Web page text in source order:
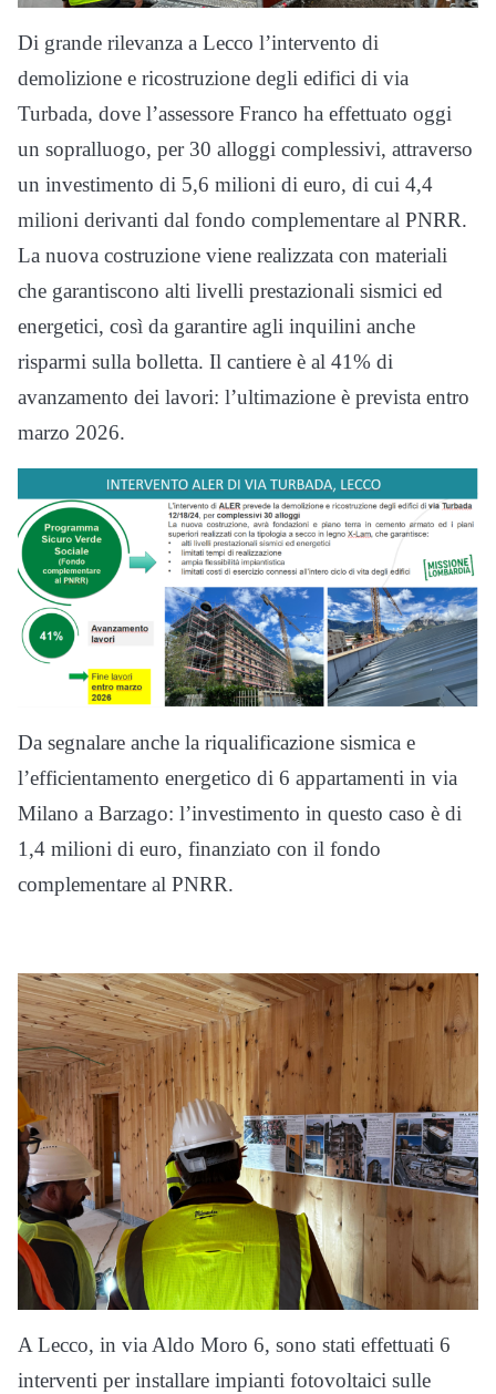
Di grande rilevanza a Lecco l’intervento di
demolizione e ricostruzione degli edifici di via
Turbada, dove l’assessore Franco ha effettuato oggi
un sopralluogo, per 30 alloggi complessivi, attraverso
un investimento di 5,6 milioni di euro, di cui 4,4
milioni derivanti dal fondo complementare al PNRR.
La nuova costruzione viene realizzata con materiali
che garantiscono alti livelli prestazionali sismici ed
energetici, così da garantire agli inquilini anche
risparmi sulla bolletta. Il cantiere è al 41% di
avanzamento dei lavori: l’ultimazione è prevista entro
marzo 2026.
Da segnalare anche la riqualificazione sismica e
l’efficientamento energetico di 6 appartamenti in via
Milano a Barzago: l’investimento in questo caso è di
1,4 milioni di euro, finanziato con il fondo
complementare al PNRR.
A Lecco, in via Aldo Moro 6, sono stati effettuati 6
interventi per installare impianti fotovoltaici sulle